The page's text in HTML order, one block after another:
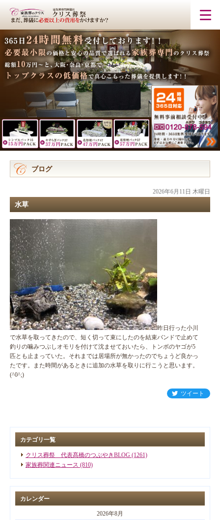
ブログ
2026年6月11日 木曜日
水草
昨日行った小川
で水草を取ってきたので、短く切って束にしたのを結束バンドで止めて
釣りの噛みつぶしオモリを付けて沈ませておいたら、トンボのヤゴが5
匹とも止まっていた。それまでは居場所が無かったのでちょうど良かっ
たです。また時間があるときに追加の水草を取りに行こうと思います。
(^0^;)
ツイート
カテゴリ一覧
クリス葬祭 代表髙橋のつぶやきBLOG (1261)
家族葬関連ニュース (810)
カレンダー
2026年8月